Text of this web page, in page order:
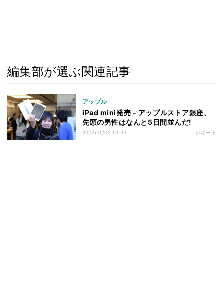
編集部が選ぶ関連記事
アップル
iPad mini発売 - アップルストア銀座、
先頭の男性はなんと5日間並んだ!
2012/11/02 13:33 レポート